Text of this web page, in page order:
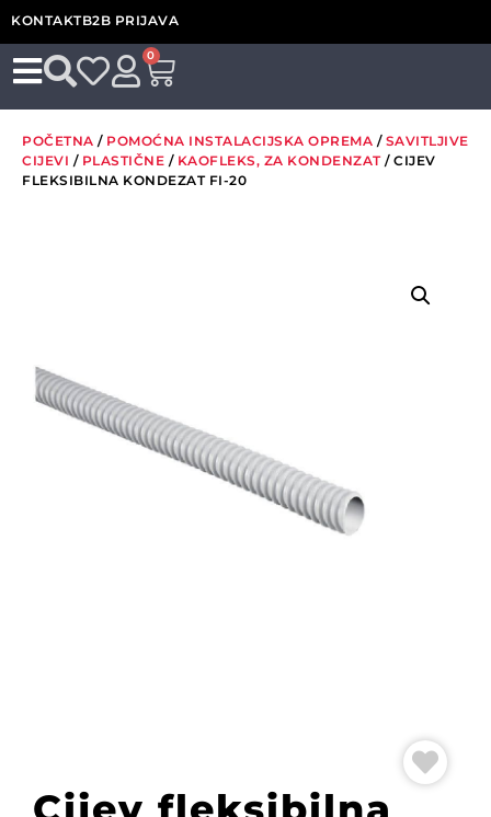
KONTAKTB2B PRIJAVA
0
POČETNA / POMOĆNA INSTALACIJSKA OPREMA / SAVITLJIVE
CIJEVI / PLASTIČNE / KAOFLEKS, ZA KONDENZAT/ CIJEV
FLEKSIBILNA KONDEZAT FI-20